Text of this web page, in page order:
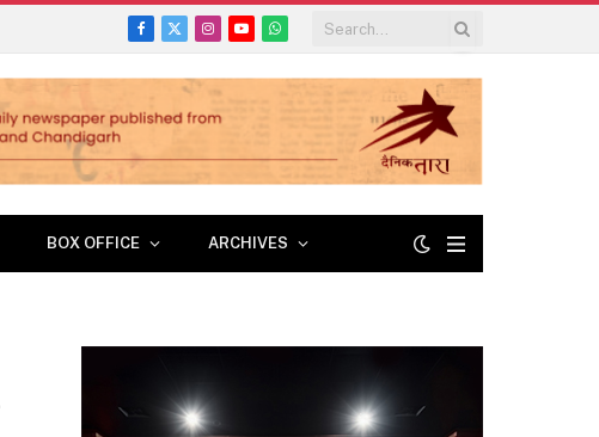
Facebook
X
Instagram
YouTubeWhatsApp
BOX OFFICE ARCHIVES